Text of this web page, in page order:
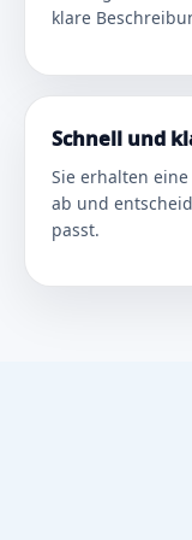
klare
Schnell und
Sie erhalten
ab und
passt.